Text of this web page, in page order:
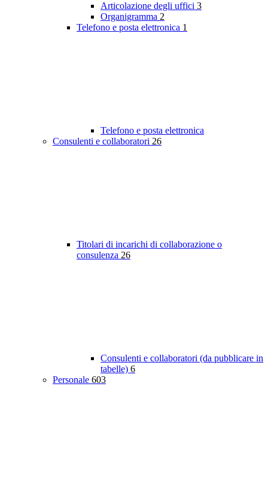
Articolazione degli uffici 3
Organigramma 2
Telefono e posta elettronica 1
Telefono e posta elettronica
Consulenti e collaboratori 26
Titolari di incarichi di collaborazione o
consulenza 26
Consulenti e collaboratori (da pubblicare in
tabelle) 6
Personale 603